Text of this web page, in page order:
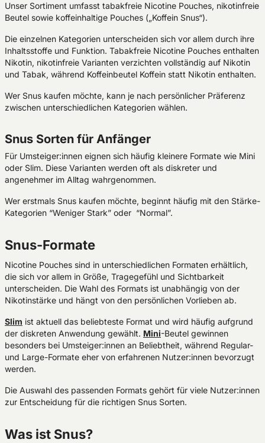
Unser Sortiment umfasst tabakfreie Nicotine Pouches, nikotinfreie
Beutel sowie koffeinhaltige Pouches („Koffein Snus“).
Die einzelnen Kategorien unterscheiden sich vor allem durch ihre
Inhaltsstoffe und Funktion. Tabakfreie Nicotine Pouches enthalten
Nikotin, nikotinfreie Varianten verzichten vollständig auf Nikotin
und Tabak, während Koffeinbeutel Koffein statt Nikotin enthalten.
Wer Snus kaufen möchte, kann je nach persönlicher Präferenz
zwischen unterschiedlichen Kategorien wählen.
Snus Sorten für Anfänger
Für Umsteiger:innen eignen sich häufig kleinere Formate wie Mini
oder Slim. Diese Varianten werden oft als diskreter und
angenehmer im Alltag wahrgenommen.
Wer erstmals Snus kaufen möchte, beginnt häufig mit den Stärke-
Kategorien “Weniger Stark” oder “Normal”.
Snus-Formate
Nicotine Pouches sind in unterschiedlichen Formaten erhältlich,
die sich vor allem in Größe, Tragegefühl und Sichtbarkeit
unterscheiden. Die Wahl des Formats ist unabhängig von der
Nikotinstärke und hängt von den persönlichen Vorlieben ab.
Slim ist aktuell das beliebteste Format und wird häufig aufgrund
der diskreten Anwendung gewählt. Mini-Beutel gewinnen
besonders bei Umsteiger:innen an Beliebtheit, während Regular-
und Large-Formate eher von erfahrenen Nutzer:innen bevorzugt
werden.
Die Auswahl des passenden Formats gehört für viele Nutzer:innen
zur Entscheidung für die richtigen Snus Sorten.
Was ist Snus?